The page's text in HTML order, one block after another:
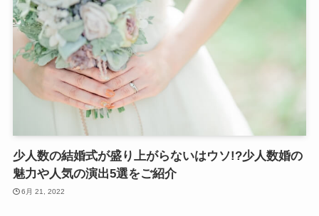
少人数の結婚式が盛り上がらないはウソ!?少人数婚の
魅力や人気の演出5選をご紹介
6月 21, 2022